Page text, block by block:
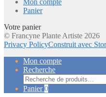
Mon compte
Panier
Votre panier
© Francyne Plante Artiste 2026
Privacy PolicyConstruit avec
Mon compte
Recherche
Recherche
pour :
Panier0